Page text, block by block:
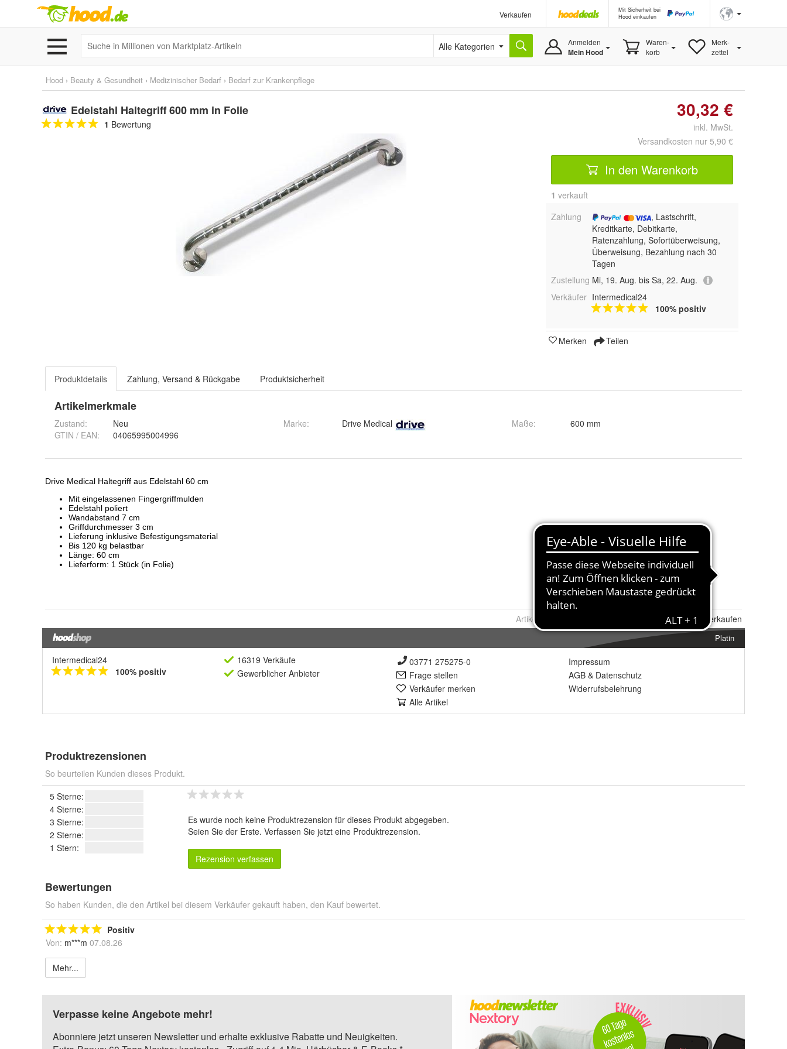
Verkaufen
Mit Sicherheit bei
Hood einkaufen
Alle Kategorien Anmelden
Mein Hood
Waren-
korb
Merk-
zettel
Hood › Beauty & Gesundheit › Medizinischer Bedarf › Bedarf zur Krankenpflege
Edelstahl Haltegriff 600 mm in Folie
1 Bewertung
30,32 €
inkl. MwSt.
Versandkosten nur 5,90 €
In den Warenkorb
1 verkauft
Zahlung
, Lastschrift,
Kreditkarte, Debitkarte,
Ratenzahlung, Sofortüberweisung,
Überweisung, Bezahlung nach 30
Tagen
Zustellung Mi, 19. Aug. bis Sa, 22. Aug.
Verkäufer Intermedical24
100% positiv
Merken Teilen
Produktdetails Zahlung, Versand & Rückgabe Produktsicherheit
Artikelmerkmale
Zustand:
Neu
GTIN / EAN:
04065995004996
Marke: Drive Medical Maße: 600 mm
Artikel Nr.: ÄhnlichenArtikel verkaufen
Platin
Intermedical24
100% positiv
16319 Verkäufe
Gewerblicher Anbieter
03771 275275-0
Frage stellen
Verkäufer merken
Alle Artikel
Impressum
AGB & Datenschutz
Widerrufsbelehrung
Produktrezensionen
So beurteilen Kunden dieses Produkt.
5 Sterne:
4 Sterne:
3 Sterne:
2 Sterne:
1 Stern:
Es wurde noch keine Produktrezension für dieses Produkt abgegeben.
Seien Sie der Erste. Verfassen Sie jetzt eine Produktrezension.
Rezension verfassen
Bewertungen
So haben Kunden, die den Artikel bei diesem Verkäufer gekauft haben, den Kauf bewertet.
Positiv
Von: m***m 07.08.26
Mehr...
Verpasse keine Angebote mehr!
Abonniere jetzt unseren Newsletter und erhalte exklusive Rabatte und Neuigkeiten.